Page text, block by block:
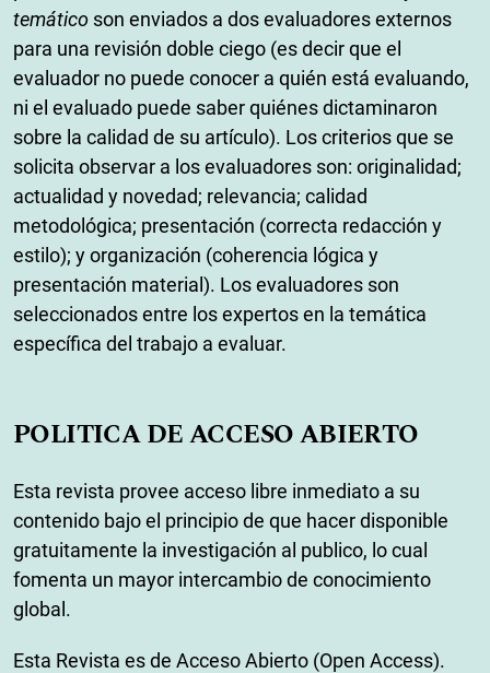
temático son enviados a dos evaluadores externos
para una revisión doble ciego (es decir que el
evaluador no puede conocer a quién está evaluando,
ni el evaluado puede saber quiénes dictaminaron
sobre la calidad de su artículo). Los criterios que se
solicita observar a los evaluadores son: originalidad;
actualidad y novedad; relevancia; calidad
metodológica; presentación (correcta redacción y
estilo); y organización (coherencia lógica y
presentación material). Los evaluadores son
seleccionados entre los expertos en la temática
específica del trabajo a evaluar.
POLITICA DE ACCESO ABIERTO
Esta revista provee acceso libre inmediato a su
contenido bajo el principio de que hacer disponible
gratuitamente la investigación al publico, lo cual
fomenta un mayor intercambio de conocimiento
global.
Esta Revista es de Acceso Abierto (Open Access).